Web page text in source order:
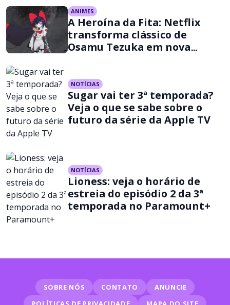
ANIMES
A Heroína da Fita: Netflix
transforma clássico de
Osamu Tezuka em nova
NOTÍCIAS
Sugar vai ter 3ª temporada?
Veja o que se sabe sobre o
futuro da série da Apple TV
NOTÍCIAS
Lioness: veja o horário de
estreia do episódio 2 da 3ª
temporada no Paramount+
SOBRE NÓS CONTATO
ANUNCIE